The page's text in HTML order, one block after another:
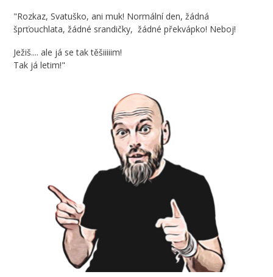
"Rozkaz, Svatuško, ani muk! Normální den, žádná
šprťouchlata, žádné srandičky, žádné překvápko! Neboj!
Ježiš.... ale já se tak těšiiiiim!
Tak já letim!"